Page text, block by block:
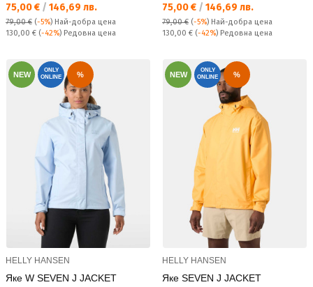
Текуща цена:
75,00 € / 146,69 лв.
79,00 € (-5%) Най-добра цена
Редовна цена:
130,00 € (-42%) Редовна цена
Текуща цена:
75,00 € / 146,69 лв.
79,00 € (-5%) Най-добра цена
Редовна цена:
130,00 € (-42%) Редовна цена
NEW
ONLY
ONLINE
%
HELLY HANSEN
Яке W SEVEN J JACKET
NEW
ONLY
ONLINE
%
HELLY HANSEN
Яке SEVEN J JACKET